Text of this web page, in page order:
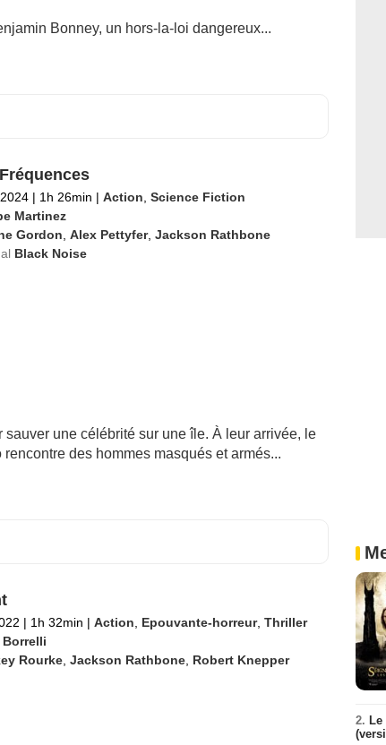
Bonney, un hors-la-loi dangereux...
| 1h 26min | Action, Science Fiction
Martinez
Gordon, Alex Pettyfer, Jackson Rathbone
Black Noise
une célébrité sur une île. À leur arrivée, le
des hommes masqués et armés...
| 1h 32min | Action, Epouvante-horreur, Thriller
Borrelli
Rourke, Jackson Rathbone, Robert Knepper
2.